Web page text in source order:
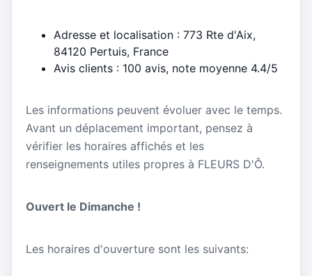
Adresse et localisation : 773 Rte d'Aix,
84120 Pertuis, France
Avis clients : 100 avis, note moyenne 4.4/5
Les informations peuvent évoluer avec le temps.
Avant un déplacement important, pensez à
vérifier les horaires affichés et les
renseignements utiles propres à FLEURS D'Ô.
Ouvert le Dimanche !
Les horaires d'ouverture sont les suivants: